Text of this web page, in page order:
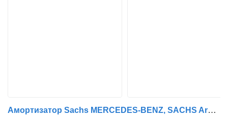
Амортизатор Sachs MERCEDES-BENZ, SACHS Arocs 2635 (01.13-) A9603235800 для тягача Mercedes-Benz Actros MP4 Antos Arocs (2012-)